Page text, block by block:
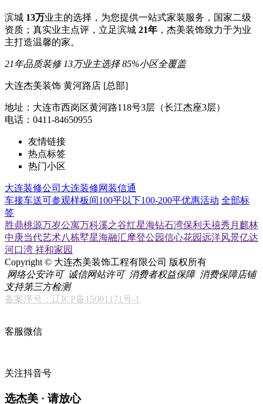
滨城 13万业主的选择，为您提供一站式家装服务，国家二级
资质；真实业主点评，立足滨城 21年 ，杰美装饰致力于为业
主打造温馨的家。
21年品质装修 13万业主选择 85%小区全覆盖
大连杰美装饰 黄河路店 [总部]
地址：大连市西岗区黄河路118号3层（长江杰座3层）
电话：0411-84650955
友情链接
热点标签
热门小区
大连装修公司 大连装修网装信通
车接车送可参观样板间100平以下100-200平优惠活动 全部标
签
胜鼎桃源万岁公寓万科溪之谷红星海钻石湾保利天禧秀月麒林
中庚当代艺术八栋墅星海融汇摩登公园信心花园远洋风景亿达
河口湾 祥和家园
Copyright © 大连杰美装饰工程有限公司 版权所有
网络公安许可 诚信网站许可 消费者权益保障 消费保障店铺
支持第三方检测
备案序号：辽ICP备15001171号-1
客服微信
关注抖音号
选杰美 · 请放心